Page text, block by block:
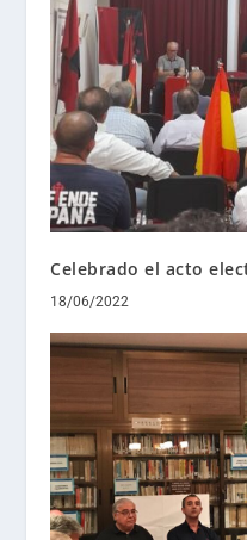
Celebrado el acto
18/06/2022